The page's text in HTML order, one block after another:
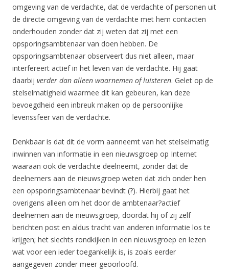
omgeving van de verdachte, dat de verdachte of personen uit
de directe omgeving van de verdachte met hem contacten
onderhouden zonder dat zij weten dat zij met een
opsporingsambtenaar van doen hebben. De
opsporingsambtenaar observeert dus niet alleen, maar
interfereert actief in het leven van de verdachte. Hij gaat
daarbij verder dan alleen waarnemen of luisteren. Gelet op de
stelselmatigheid waarmee dit kan gebeuren, kan deze
bevoegdheid een inbreuk maken op de persoonlijke
levenssfeer van de verdachte.
Denkbaar is dat dit de vorm aanneemt van het stelselmatig
inwinnen van informatie in een nieuwsgroep op Internet
waaraan ook de verdachte deelneemt, zonder dat de
deelnemers aan de nieuwsgroep weten dat zich onder hen
een opsporingsambtenaar bevindt (?). Hierbij gaat het
overigens alleen om het door de ambtenaar?actief
deelnemen aan de nieuwsgroep, doordat hij of zij zelf
berichten post en aldus tracht van anderen informatie los te
krijgen; het slechts rondkijken in een nieuwsgroep en lezen
wat voor een ieder toegankelijk is, is zoals eerder
aangegeven zonder meer geoorloofd.